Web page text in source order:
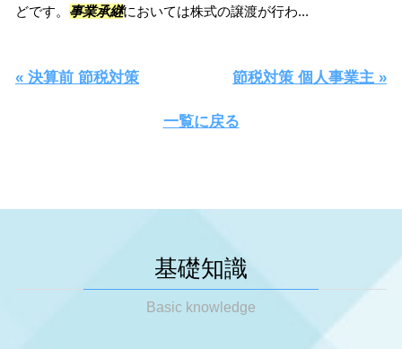
どです。 事業承継においては株式の譲渡が行わ...
« 決算前 節税対策 節税対策 個人事業主 »
一覧に戻る
基礎知識
Basic knowledge